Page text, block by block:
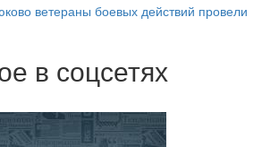
ветераны боевых действий провели
в соцсетях